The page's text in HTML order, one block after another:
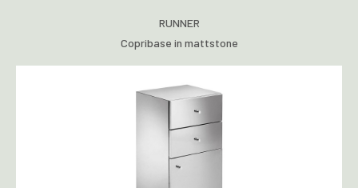
RUNNER
Copribase in mattstone